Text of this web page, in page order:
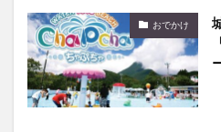
おでかけ